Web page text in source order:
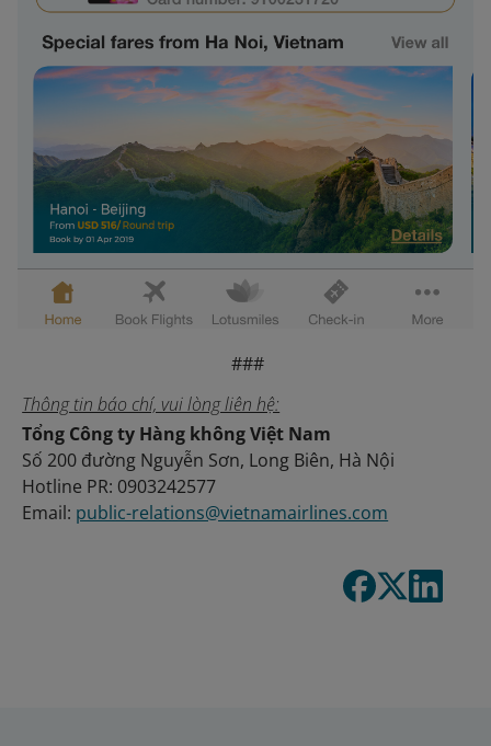
###
Thông tin báo chí, vui lòng liên hệ:
Tổng Công ty Hàng không Việt Nam
Số 200 đường Nguyễn Sơn, Long Biên, Hà Nội
Hotline PR: 0903242577
Email: public-relations@vietnamairlines.com